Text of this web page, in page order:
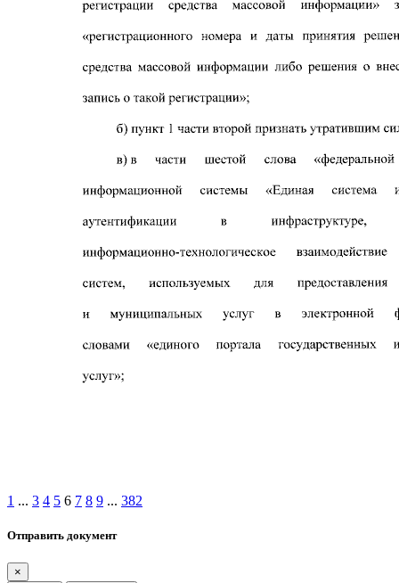
1 ... 3 4 5 6 7 8 9 ... 382
Отправить документ
×